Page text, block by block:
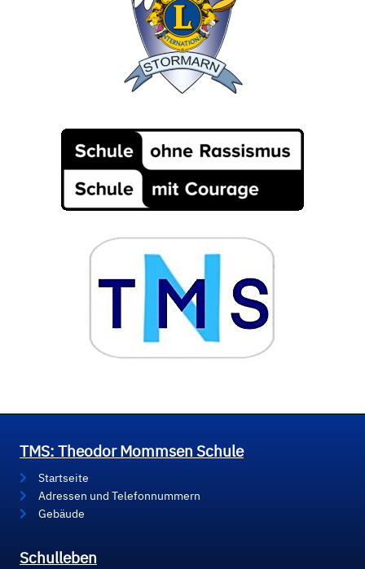
TMS: Theodor Mommsen Schule
Startseite
Adressen und Telefonnummern
Gebäude
Schulleben